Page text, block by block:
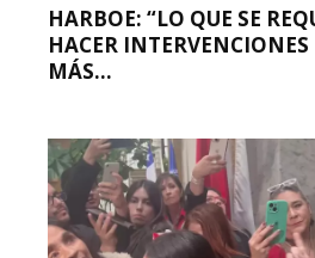
HARBOE: “LO QUE SE
HACER INTERVENCIONES
MÁS...